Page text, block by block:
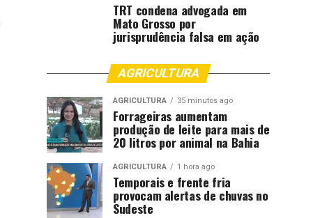
TRT condena advogada em
Mato Grosso por
jurisprudência falsa em ação
AGRICULTURA
AGRICULTURA 35 minutos ago
Forrageiras aumentam
produção de leite para mais de
20 litros por animal na Bahia
AGRICULTURA 1 hora ago
Temporais e frente fria
provocam alertas de chuvas no
Sudeste